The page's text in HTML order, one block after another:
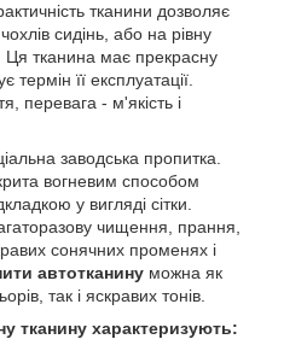
тканини дозволяє
сидінь, або на рівну
Ця тканина має прекрасну
термін її експлуатації.
перевага - м'якість і
заводська пропитка.
вогневим способом
у вигляді сітки.
чищення, прання,
сонячних променях і
автотканину можна як
так і яскравих тонів.
тканину характеризують: